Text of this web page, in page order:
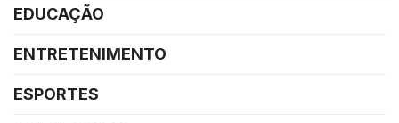
EDUCAÇÃO
ENTRETENIMENTO
ESPORTES